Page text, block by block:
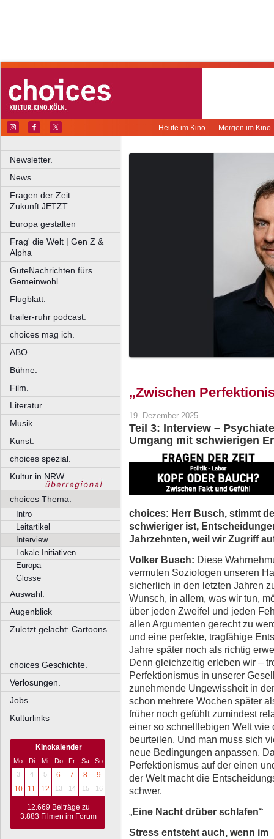
Morgen im Kino
Heute im Kino
Newsletter.
News.
Fragen der Zeit
Zukunft JETZT
Europa gestalten
Frag' die Welt | Gen Z &
Alpha
GuteNachrichten fürs
Gemeinwohl
Flugblatt.
trailer-ruhr podcast.
choices mag ich.
ABO.
Bühne.
Film.
Literatur.
Musik.
Kunst.
choices spezial.
Kultur in NRW.
choices Thema.
Intro
Leitartikel
Interview
Lokale Initiativen
Europa
Glosse
Auswahl.
Augenblick
Zuletzt gelacht: Cartoons.
––––––––––––––––––––
choices Geschichte.
Verlosungen.
Jobs.
Kulturlinks
Kinokalender
Mo Di Mi Do Fr Sa
So
3
4 5 6 7 8
9
10
11 12 13 14 15 16
12.669 Beiträge zu
3.883 Filmen im Forum
„Zwischen
19. Dezember 2025
Teil 3: Interview –
Umgang mit schwierigen
choices: Herr Busch, stimmt
schwieriger ist,
Jahrzehnten, weil wir Zugriff
Volker Busch: Diese
vermuten Soziologen unseren
sicherlich in den letzten Jahren
Wunsch, in allem, was wir tun,
über jeden Zweifel und jeden
allen Argumenten gerecht zu
und eine perfekte, tragfähige
Jahre später noch als richtig
Denn gleichzeitig erleben wir –
Perfektionismus in unserer
zunehmende Ungewissheit in
schon mehrere Wochen später
früher noch gefühlt zumindest
einer so schnelllebigen Welt
beurteilen. Und man muss sich
neue Bedingungen anpassen.
Perfektionismus auf der einen
der Welt macht die
schwer.
„Eine Nacht drüber schlafen“
Stress entsteht auch, wenn im